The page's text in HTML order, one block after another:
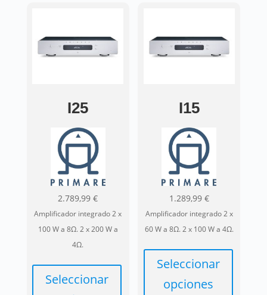
I25
2.789,99€
Amplificador integrado 2 x
100 W a 8Ω. 2 x 200 W a
4Ω.
Seleccionar
I15
1.289,99 €
Amplificador integrado 2 x
60 W a 8Ω. 2 x 100 W a 4Ω.
Seleccionar
opciones